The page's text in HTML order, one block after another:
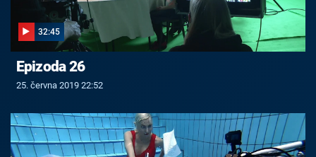
32:45
Epizoda 26
25. června 2019 22:52